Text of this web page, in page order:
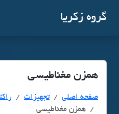
گروه زکریا
همزن مغناطیسی
صفحه اصلی تجهیزات
همزن مغناطیسی